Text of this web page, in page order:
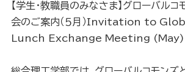
【学生・教職員のみなさま】グローバル
会のご案内（５月）Invitation to
Lunch Exchange Meeting (May)